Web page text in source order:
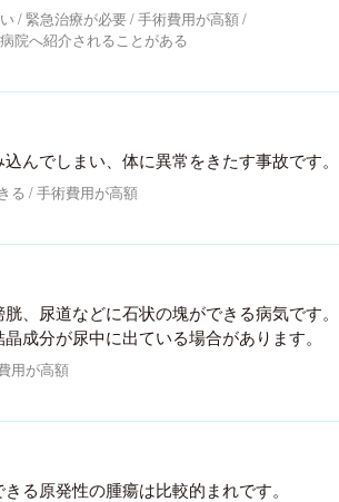
緊急治療が必要 手術費用が高額
院へ紹介されることがある
んでしまい、体に異常をきたす事故です。
る 手術費用が高額
、尿道などに石状の塊ができる病気です。
成分が尿中に出ている場合があります。
用が高額
る原発性の腫瘍は比較的まれです。